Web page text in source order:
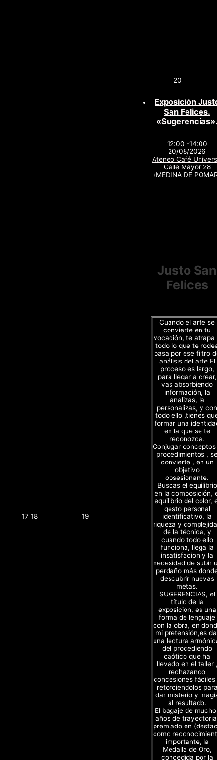
17 18 19
20
Exposición
San Felices.
«Sugerencias».
12:00 -14:00
20/08/2026
Ateneo Café
Calle Mayor 28
(MEDINA DE
Justo San
Felices
Cuando el arte se
convierte en tu
vocación, te atrapa
todo lo que te
pasa por ese filtro
análisis del arte.El
proceso es largo,
para llegar a crear,
vas absorbiendo
información, la
analizas, la
personalizas, y con
todo ello ,tienes
formar una
en la que se te
reconozca.
Conjugar
procedimientos , se
convierte , en un
objetivo
obsesionante.
Buscas el equilibrio
en la composición,
equilibrio del color,
gesto personal
identificativo, la
riqueza y
de la técnica, y
cuando todo ello
funciona, llega la
insatisfacion y la
necesidad de subir
perdaño más
descubrir nuevas
metas.
SUGERENCIAS, el
título de la
exposición, es una
forma de lenguaje
con la obra, en
mi pretensión,es
una lectura
del procediendo
caótico que ha
llevado en el taller ,
rechazando
concesiones fáciles
retorciendolos para
dar misterio y
al resultado.
El bagaje de
años de
premiado en
como
importante, la
Medalla de Oro,
concedida por la